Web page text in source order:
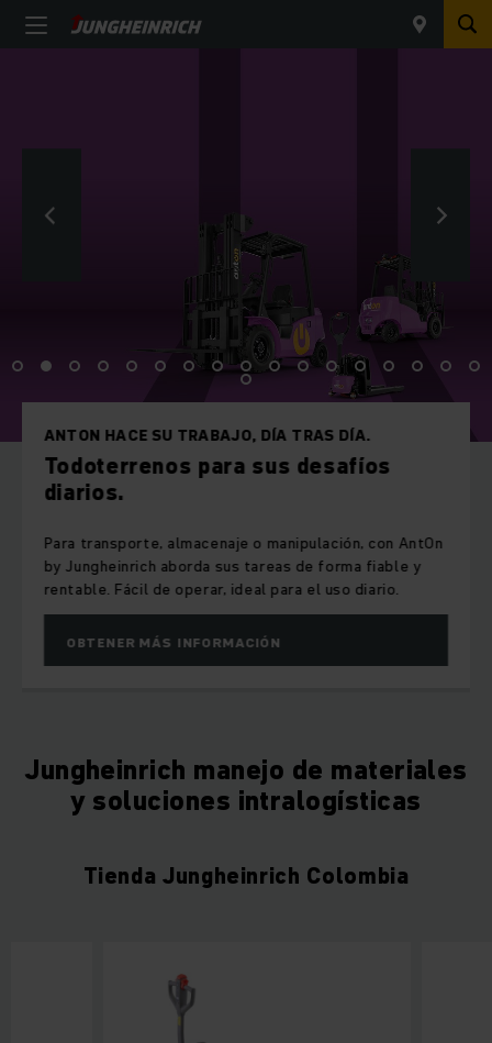
ANTON HACE SU TRABAJO, DÍA TRAS DÍA.
Todoterrenos para sus desafíos
diarios.
Para transporte, almacenaje o manipulación, con AntOn
by Jungheinrich aborda sus tareas de forma fiable y
rentable. Fácil de operar, ideal para el uso diario.
OBTENER MÁS INFORMACIÓN
Jungheinrich manejo de materiales
y soluciones intralogísticas
Tienda Jungheinrich Colombia